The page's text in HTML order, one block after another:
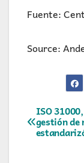
Fuente:
Source:
de
ISO
gestión de